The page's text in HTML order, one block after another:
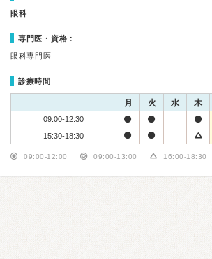
眼科
専門医・資格：
眼科専門医
診療時間
月 火 水 木
09:00-12:30
15:30-18:30
09:00-12:00 09:00-13:00 16:00-18:30